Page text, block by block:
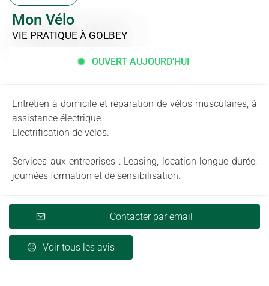
Mon Vélo
VIE PRATIQUE À GOLBEY
OUVERT AUJOURD'HUI
Entretien à domicile et réparation de vélos musculaires, à
assistance électrique.
Electrification de vélos.
Services aux entreprises : Leasing, location longue durée,
journées formation et de sensibilisation.
Contacter par email
Voir tous les avis